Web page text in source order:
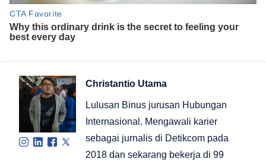
Christantio Utama
Lulusan Binus jurusan Hubungan
Internasional. Mengawali karier
sebagai jurnalis di Detikcom pada
2018 dan sekarang bekerja di 99